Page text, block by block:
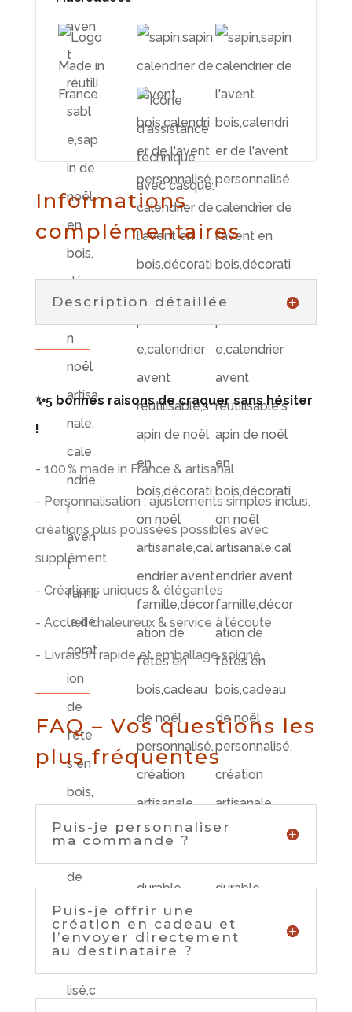
Informations
complémentaires
Description détaillée
✨5 bonnes raisons de craquer sans hésiter
!
- 100 % made in France & artisanal
- Personnalisation : ajustements simples inclus,
créations plus poussées possibles avec
supplément
- Créations uniques & élégantes
- Accueil chaleureux & service à l’écoute
- Livraison rapide et emballage soigné
FAQ – Vos questions les
plus fréquentes
Puis-je personnaliser
ma commande ?
Puis-je offrir une
création en cadeau et
l’envoyer directement
au destinataire ?